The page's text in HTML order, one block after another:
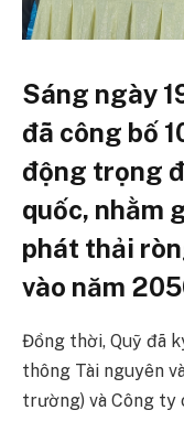
Sáng ngày
đã công bố
động trọng
quốc, nhằm
phát thải
vào năm
Đồng thời, Quỹ đã
thông Tài nguyên
trường) và Công ty